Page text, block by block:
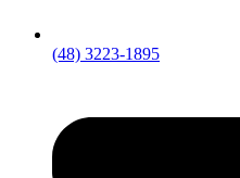
(48) 3223-1895